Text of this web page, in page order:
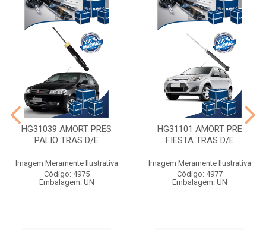
HG31039 AMORT PRES
PALIO TRAS D/E
Imagem Meramente Ilustrativa
Código: 4975
Embalagem: UN
HG31101 AMORT PRE
FIESTA TRAS D/E
Imagem Meramente Ilustrativa
Código: 4977
Embalagem: UN